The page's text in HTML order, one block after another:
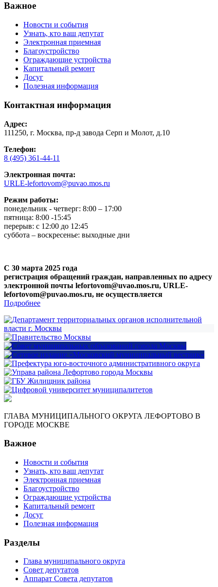
Важное
Новости и события
Узнать, кто ваш депутат
Электронная приемная
Благоустройство
Ограждающие устройства
Капитальный ремонт
Досуг
Полезная информация
Контактная информация
Адрес:
111250, г. Москва, пр-д завода Серп и Молот, д.10
Телефон:
8 (495) 361-44-11
Электронная почта:
URLE-lefortovom@puvao.mos.ru
Режим работы:
понедельник - четверг: 8:00 – 17:00
пятница: 8:00 -15:45
перерыв: с 12:00 до 12:45
суббота – воскресенье: выходные дни
С 30 марта 2025 года
регистрация обращений граждан, направленных по адресу
электронной почты lefortovom@uvao.mos.ru, URLE-
lefortovom@puvao.mos.ru, не осуществляется
Подробнее
ГЛАВА МУНИЦИПАЛЬНОГО ОКРУГА ЛЕФОРТОВО В
ГОРОДЕ МОСКВЕ
Важное
Новости и события
Узнать, кто ваш депутат
Электронная приемная
Благоустройство
Ограждающие устройства
Капитальный ремонт
Досуг
Полезная информация
Разделы
Глава муниципального округа
Совет депутатов
Аппарат Совета депутатов